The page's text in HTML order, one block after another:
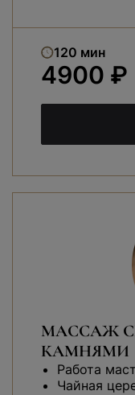
120 мин
4900 ₽
МАССАЖ
КАМНЯМИ
Работа
Чайная